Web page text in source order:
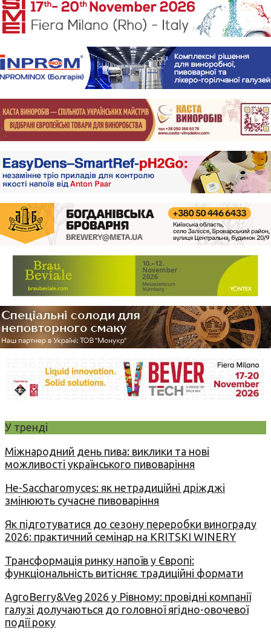
У тренді
Міжнародний день пива: виклики та нові
можливості українського пивоваріння
Не-Saccharomyces: як нетрадиційні дріжджі
змінюють сучасне пивоваріння
Як підготуватися до сезону переробки винограду
2026: практичний семінар на KRITSKI WINERY
Трансформація ринку напоїв у Європі:
функціональність витісняє традиційні формати
AgroBerry&Veg 2026 у Рівному: провідні компанії
галузі долучаються до головної ягідно-овочевої
події року